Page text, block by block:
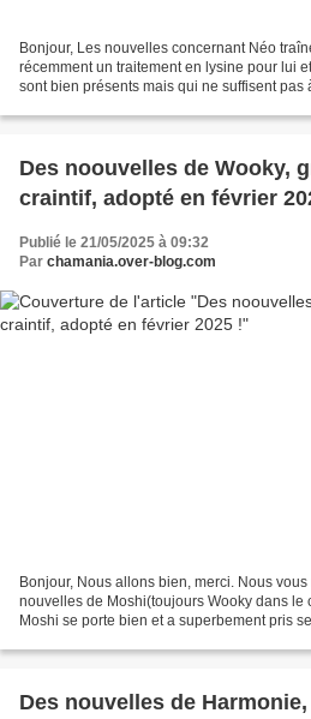
Bonjour, Les nouvelles concernant Néo
récemment un traitement en lysine pour lui
sont bien présents mais qui ne suffisent pas
Des noouvelles de Wooky,
craintif, adopté en février
Publié le 21/05/2025 à 09:32
Par chamania.over-blog.com
Bonjour, Nous allons bien, merci. Nous
nouvelles de Moshi(toujours Wooky dans
Moshi se porte bien et a superbement pris
Des nouvelles de